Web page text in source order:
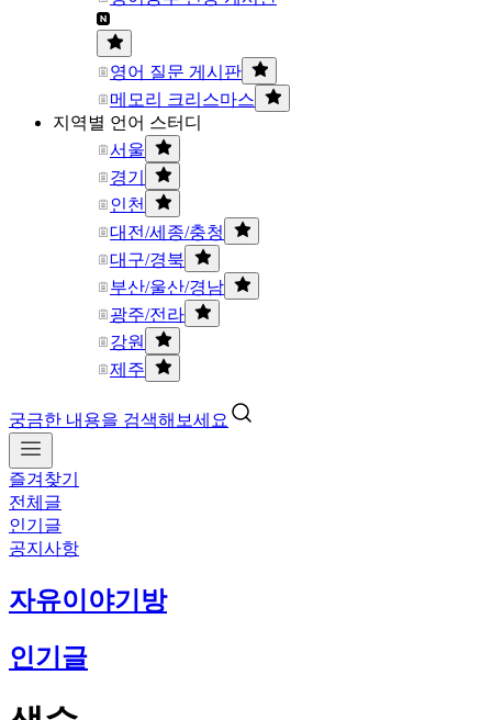
영어 질문 게시판
메모리 크리스마스
지역별 언어 스터디
서울
경기
인천
대전/세종/충청
대구/경북
부산/울산/경남
광주/전라
강원
제주
궁금한 내용을 검색해보세요
즐겨찾기
전체글
인기글
공지사항
자유이야기방
인기글